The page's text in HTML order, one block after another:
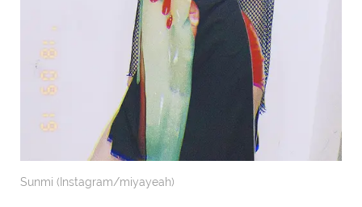
Sunmi (Instagram/miyayeah)